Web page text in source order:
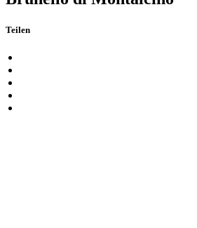
Teilen